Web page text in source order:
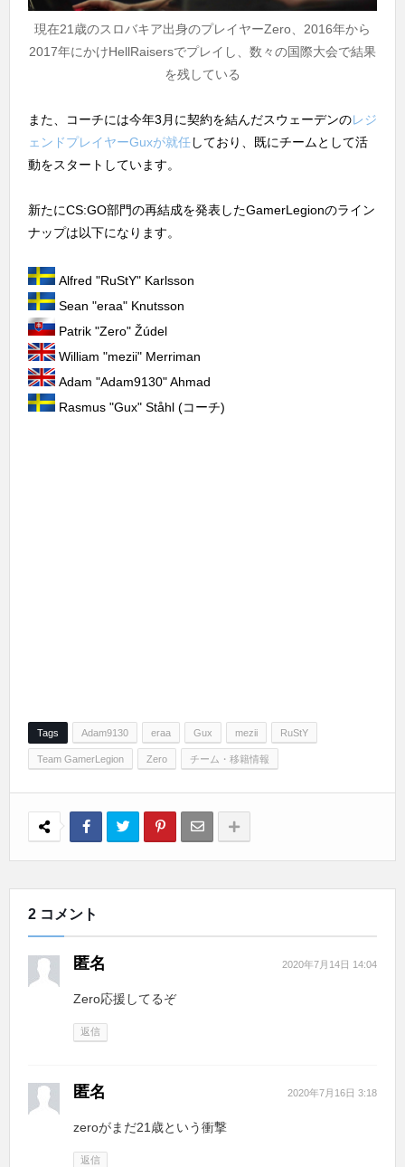
現在21歳のスロバキア出身のプレイヤーZero、2016年から
2017年にかけHellRaisersでプレイし、数々の国際大会で結果
を残している
また、コーチには今年3月に契約を結んだスウェーデンのレジ
ェンドプレイヤーGuxが就任しており、既にチームとして活
動をスタートしています。
新たにCS:GO部門の再結成を発表したGamerLegionのライン
ナップは以下になります。
Alfred "⁠RuStY⁠" Karlsson
Sean "⁠eraa⁠" Knutsson
Patrik "⁠Zero⁠" Žúdel
William "⁠mezii⁠" Merriman
Adam "⁠Adam9130⁠" Ahmad
Rasmus "⁠Gux⁠" Ståhl (コーチ)
Tags Adam9130 eraa Gux mezii RuStY
Team GamerLegion Zero チーム・移籍情報
2 コメント
匿名 2020年7月14日 14:04
Zero応援してるぞ
返信
匿名 2020年7月16日 3:18
zeroがまだ21歳という衝撃
返信